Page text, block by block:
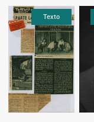
Fotografía